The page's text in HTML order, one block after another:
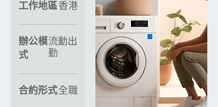
工作地區香港
辦公模
式
流動出
勤
合約形式全職